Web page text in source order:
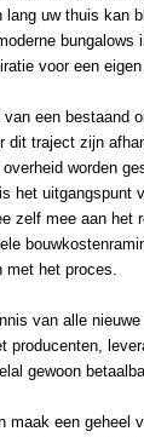
lang uw thuis kan
bungalows
voor een eigen
een bestaand
dit traject zijn
worden
het uitgangspunt
zelf mee aan het
met het proces.
van alle
producenten,
gewoon
maak een geheel